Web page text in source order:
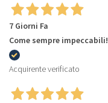
7 Giorni Fa
Come sempre impeccabili!
Acquirente verificato